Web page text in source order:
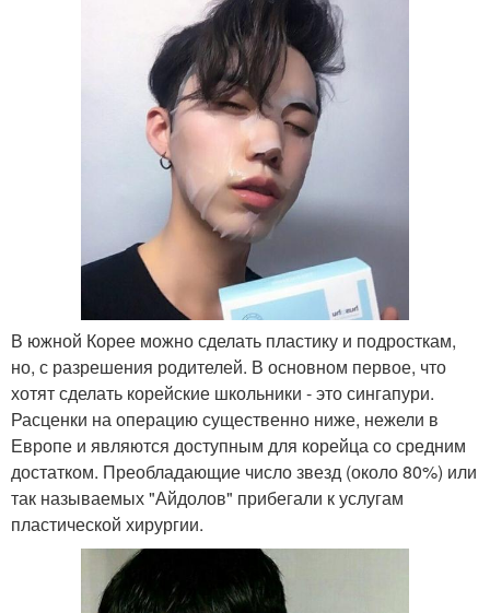
В южной Корее можно сделать пластику и подросткам,
но, с разрешения родителей. В основном первое, что
хотят сделать корейские школьники - это сингапури.
Расценки на операцию существенно ниже, нежели в
Европе и являются доступным для корейца со средним
достатком. Преобладающие число звезд (около 80%) или
так называемых "Айдолов" прибегали к услугам
пластической хирургии.